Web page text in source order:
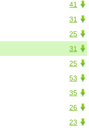
41
31
25
31
25
53
35
26
23